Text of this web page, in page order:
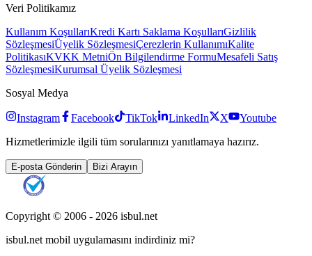
Veri Politikamız
Kullanım KoşullarıKredi Kartı Saklama KoşullarıGizlilik
SözleşmesiÜyelik SözleşmesiÇerezlerin KullanımıKalite
PolitikasıKVKK MetniÖn Bilgilendirme FormuMesafeli Satış
SözleşmesiKurumsal Üyelik Sözleşmesi
Sosyal Medya
Instagram Facebook TikTok LinkedIn X
Youtube
Hizmetlerimizle ilgili tüm sorularınızı yanıtlamaya hazırız.
E-posta Gönderin Bizi Arayın
Copyright © 2006 - 2026 isbul.net
isbul.net mobil uygulamasını indirdiniz mi?